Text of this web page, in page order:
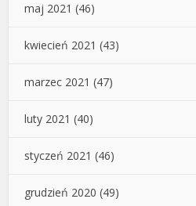
maj 2021 (46)
kwiecień 2021 (43)
marzec 2021 (47)
luty 2021 (40)
styczeń 2021 (46)
grudzień 2020 (49)